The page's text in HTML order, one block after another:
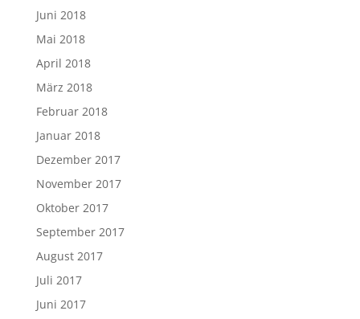
Juni 2018
Mai 2018
April 2018
März 2018
Februar 2018
Januar 2018
Dezember 2017
November 2017
Oktober 2017
September 2017
August 2017
Juli 2017
Juni 2017